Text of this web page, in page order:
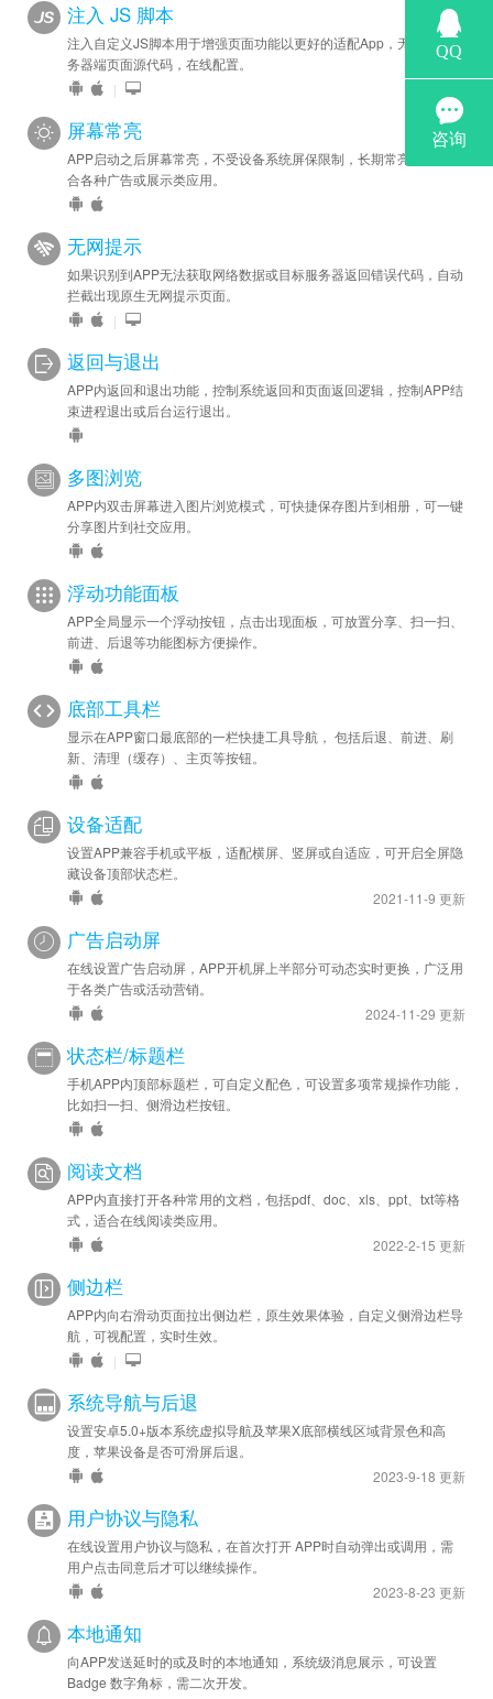
注入 JS 脚本
注入自定义JS脚本用于增强页面功能以更好的适配App，无需修改服
务器端页面源代码，在线配置。
|
屏幕常亮
APP启动之后屏幕常亮，不受设备系统屏保限制，长期常亮状态，适
合各种广告或展示类应用。
无网提示
如果识别到APP无法获取网络数据或目标服务器返回错误代码，自动
拦截出现原生无网提示页面。
|
返回与退出
APP内返回和退出功能，控制系统返回和页面返回逻辑，控制APP结
束进程退出或后台运行退出。
多图浏览
APP内双击屏幕进入图片浏览模式，可快捷保存图片到相册，可一键
分享图片到社交应用。
浮动功能面板
APP全局显示一个浮动按钮，点击出现面板，可放置分享、扫一扫、
前进、后退等功能图标方便操作。
底部工具栏
显示在APP窗口最底部的一栏快捷工具导航， 包括后退、前进、刷
新、清理（缓存）、主页等按钮。
设备适配
设置APP兼容手机或平板，适配横屏、竖屏或自适应，可开启全屏隐
藏设备顶部状态栏。
2021-11-9 更新
广告启动屏
在线设置广告启动屏，APP开机屏上半部分可动态实时更换，广泛用
于各类广告或活动营销。
2024-11-29 更新
状态栏/标题栏
手机APP内顶部标题栏，可自定义配色，可设置多项常规操作功能，
比如扫一扫、侧滑边栏按钮。
阅读文档
APP内直接打开各种常用的文档，包括pdf、doc、xls、ppt、txt等格
式，适合在线阅读类应用。
2022-2-15 更新
侧边栏
APP内向右滑动页面拉出侧边栏，原生效果体验，自定义侧滑边栏导
航，可视配置，实时生效。
|
系统导航与后退
设置安卓5.0+版本系统虚拟导航及苹果X底部横线区域背景色和高
度，苹果设备是否可滑屏后退。
2023-9-18 更新
用户协议与隐私
在线设置用户协议与隐私，在首次打开 APP时自动弹出或调用，需
用户点击同意后才可以继续操作。
2023-8-23 更新
本地通知
向APP发送延时的或及时的本地通知，系统级消息展示，可设置
Badge 数字角标，需二次开发。